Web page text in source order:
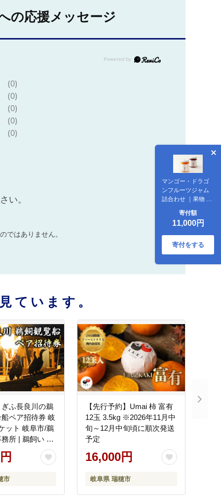
マンゴー・ドラゴ
ンフルーツジャム
詰合わせ ｜果物 果
物詰合せ マンゴー
ジャム 朝食 パン ブ
レッド 贈答用 贈り
物 ギフト プレゼン
寄付額
11,000円
寄付をする
の応援メッセージ
(0)
(0)
(0)
(0)
(0)
い。
ではありません。
ています。
ぎふ長良川の鵜
ペア招待券 岐
ット 岐阜市/鵜
所 | 鵜飼い 岐
ット 旅行 伝統
要無形民俗文化
合船 体験 鵜飼
所
市
【先行予約】Umai 柿 富有
12玉 3.5kg ※2026年11月中
旬～12月中旬頃に順次発送
予定
16,000円
岐阜県 瑞穂市